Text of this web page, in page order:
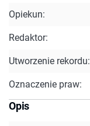
Opiekun:
Redaktor:
Utworzenie rekordu:
Oznaczenie praw:
Opis